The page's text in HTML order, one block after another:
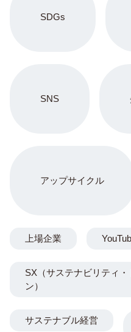
SDGs
SNS
アップサイクル
上場企業
SX（サステナビリティ
ン）
サステナブル経営